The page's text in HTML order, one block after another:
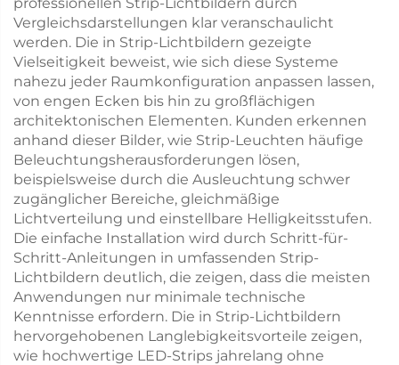
Vergleichsdarstellungen klar veranschaulicht
werden. Die in Strip-Lichtbildern gezeigte
Vielseitigkeit beweist, wie sich diese Systeme
nahezu jeder Raumkonfiguration anpassen lassen,
von engen Ecken bis hin zu großflächigen
architektonischen Elementen. Kunden erkennen
anhand dieser Bilder, wie Strip-Leuchten häufige
Beleuchtungsherausforderungen lösen,
beispielsweise durch die Ausleuchtung schwer
zugänglicher Bereiche, gleichmäßige
Lichtverteilung und einstellbare Helligkeitsstufen.
Die einfache Installation wird durch Schritt-für-
Schritt-Anleitungen in umfassenden Strip-
Lichtbildern deutlich, die zeigen, dass die meisten
Anwendungen nur minimale technische
Kenntnisse erfordern. Die in Strip-Lichtbildern
hervorgehobenen Langlebigkeitsvorteile zeigen,
wie hochwertige LED-Strips jahrelang ohne